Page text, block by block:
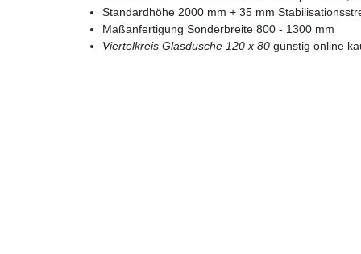
Standardhöhe 2000 mm + 35 mm
Maßanfertigung Sonderbreite 800 - 1300 mm
Viertelkreis Glasdusche 120 x 80 günstig online